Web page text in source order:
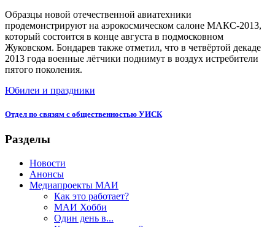
Образцы новой отечественной авиатехники
продемонстрируют на аэрокосмическом салоне МАКС-2013,
который состоится в конце августа в подмосковном
Жуковском. Бондарев также отметил, что в четвёртой декаде
2013 года военные лётчики поднимут в воздух истребители
пятого поколения.
Юбилеи и праздники
Отдел по связям с общественностью УИСК
Разделы
Новости
Анонсы
Медиапроекты МАИ
Как это работает?
МАИ Хобби
Один день в...